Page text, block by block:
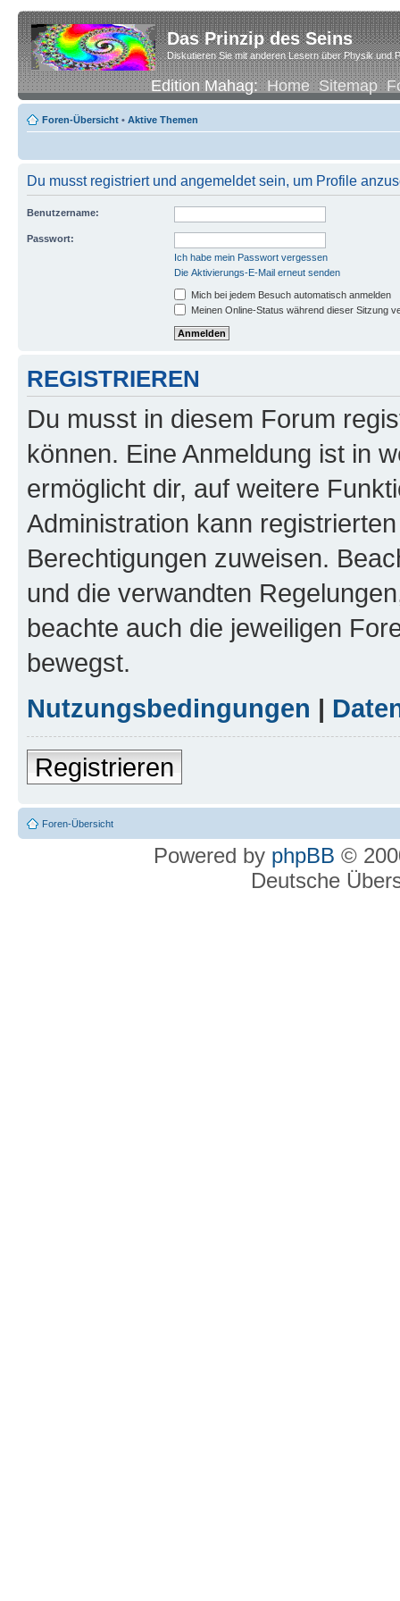
Das Prinzip des Seins
Diskutieren Sie mit anderen Lesern über Physik und
Edition Mahag:Home Sitemap
Foren-Übersicht • Aktive Themen
Du musst registriert und angemeldet sein, um Profile
Benutzername:
Passwort:
Ich habe mein Passwort vergessen
Die Aktivierungs-E-Mail erneut senden
Mich bei jedem Besuch automatisch anmelden
Meinen Online-Status während dieser Sitzung
REGISTRIEREN
Du musst in diesem Forum
können. Eine Anmeldung ist in
ermöglicht dir, auf weitere
Administration kann
Berechtigungen zuweisen.
und die verwandten
beachte auch die jeweiligen
bewegst.
Nutzungsbedingungen |
Registrieren
Foren-Übersicht
Powered by phpBB ©
Deutsche